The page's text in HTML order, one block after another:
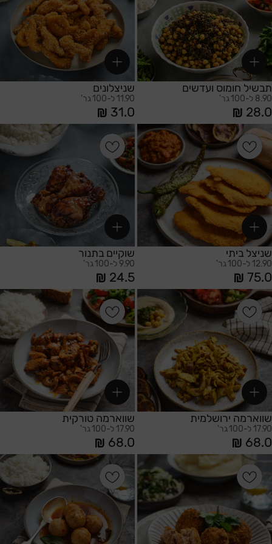
סדר א-ב עולה
תבשיל חומוס ועדשים
8.90 ל-100 גר'
28.0
שניצלונים
11.90 ל-100 גר'
31.0
הוספה לסל
שניצל ביתי
12.90 ל-100 גר'
75.0
הוספה לסל
שוקיים בתנור
9.90 ל-100 גר'
24.5
הוספה לסל
שווארמה ירושלמית
17.90 ל-100 גר'
68.0
הוספה לסל
שווארמה טורקית
17.90 ל-100 גר'
68.0
הוספה לסל הוספה לסל